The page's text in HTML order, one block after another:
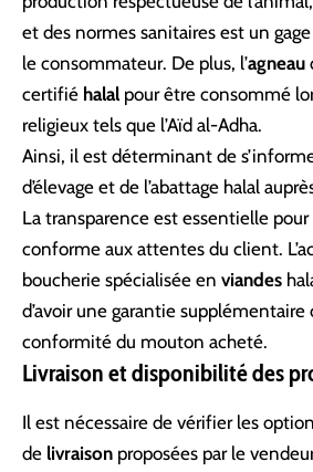
et des normes sanitaires est un
le consommateur. De plus, l’agneau
certifié halal pour être consommé
religieux tels que l’Aïd al-Adha.
Ainsi, il est déterminant de
d’élevage et de l’abattage halal
La transparence est essentielle
conforme aux attentes du client.
boucherie spécialisée en viandes
d’avoir une garantie
conformité du mouton acheté.
Livraison et disponibilité des
Il est nécessaire de vérifier les
de livraison proposées par le